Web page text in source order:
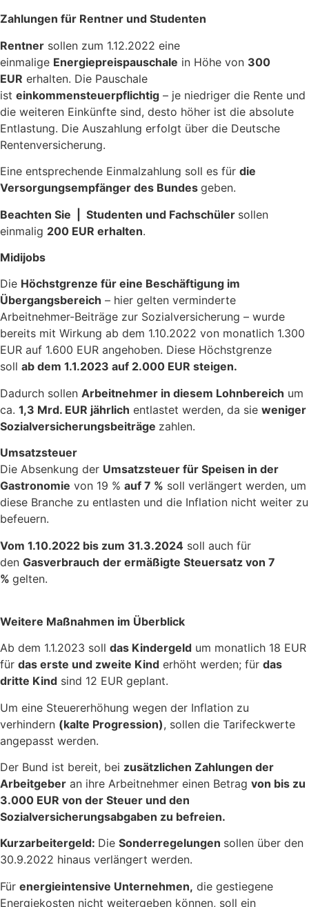
Zahlungen für Rentner und Studenten
Rentner sollen zum 1.12.2022 eine
einmalige Energiepreispauschale in Höhe von 300
EUR erhalten. Die Pauschale
ist einkommensteuerpflichtig – je niedriger die Rente und
die weiteren Einkünfte sind, desto höher ist die absolute
Entlastung. Die Auszahlung erfolgt über die Deutsche
Rentenversicherung.
Eine entsprechende Einmalzahlung soll es für die
Versorgungsempfänger des Bundes geben.
Beachten Sie | Studenten und Fachschüler sollen
einmalig 200 EUR erhalten.
Midijobs
Die Höchstgrenze für eine Beschäftigung im
Übergangsbereich – hier gelten verminderte
Arbeitnehmer-Beiträge zur Sozialversicherung – wurde
bereits mit Wirkung ab dem 1.10.2022 von monatlich 1.300
EUR auf 1.600 EUR angehoben. Diese Höchstgrenze
soll ab dem 1.1.2023 auf 2.000 EUR steigen.
Dadurch sollen Arbeitnehmer in diesem Lohnbereich um
ca. 1,3 Mrd. EUR jährlich entlastet werden, da sie weniger
Sozialversicherungsbeiträge zahlen.
Umsatzsteuer
Die Absenkung der Umsatzsteuer für Speisen in der
Gastronomie von 19 % auf 7 % soll verlängert werden, um
diese Branche zu entlasten und die Inflation nicht weiter zu
befeuern.
Vom 1.10.2022 bis zum 31.3.2024 soll auch für
den Gasverbrauch der ermäßigte Steuersatz von 7
% gelten.
Weitere Maßnahmen im Überblick
Ab dem 1.1.2023 soll das Kindergeld um monatlich 18 EUR
für das erste und zweite Kind erhöht werden; für das
dritte Kind sind 12 EUR geplant.
Um eine Steuererhöhung wegen der Inflation zu
verhindern (kalte Progression), sollen die Tarifeckwerte
angepasst werden.
Der Bund ist bereit, bei zusätzlichen Zahlungen der
Arbeitgeber an ihre Arbeitnehmer einen Betrag von bis zu
3.000 EUR von der Steuer und den
Sozialversicherungsabgaben zu befreien.
Kurzarbeitergeld: Die Sonderregelungen sollen über den
30.9.2022 hinaus verlängert werden.
Für energieintensive Unternehmen, die gestiegene
Energiekosten nicht weitergeben können, soll ein